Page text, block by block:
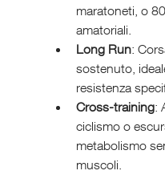
maratoneti, o
amatoriali.
Long Run:
sostenuto,
resistenza
Cross-training:
ciclismo o
metabolismo
muscoli.